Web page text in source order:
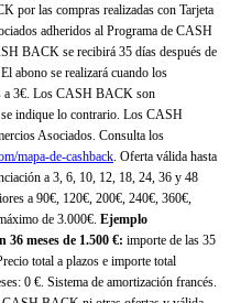
por las compras realizadas con Tarjeta
adheridos al Programa de CASH
BACK se recibirá 35 días después de
abono se realizará cuando los
a 3€. Los CASH BACK son
indique lo contrario. Los CASH
Asociados. Consulta los
mapa-de-cashback. Oferta válida hasta
a 3, 6, 10, 12, 18, 24, 36 y 48
a 90€, 120€, 200€, 240€, 360€,
de 3.000€. Ejemplo
meses de 1.500 €: importe de las 35
total a plazos e importe total
0 €. Sistema de amortización francés.